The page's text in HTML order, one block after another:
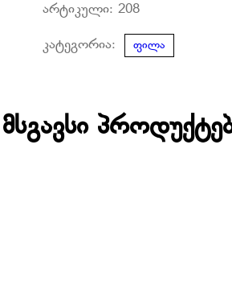
არტიკული:208
კატეგორია: ფილა
მსგავსი